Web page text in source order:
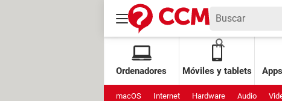
Ordenadores Móviles y tablets
macOS Internet Hardware Audio